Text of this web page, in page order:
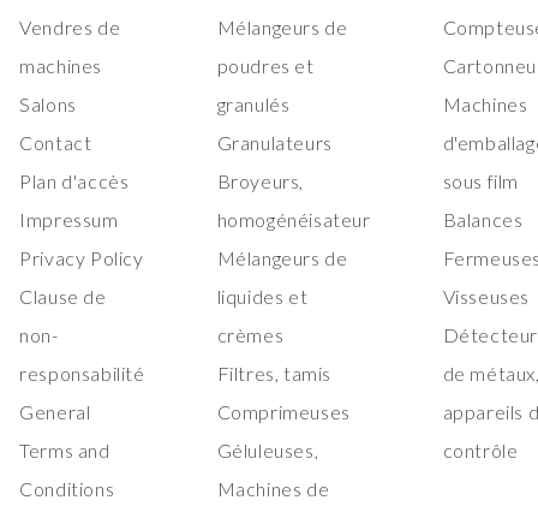
Vendres de
machines
Salons
Contact
Plan d'accès
Impressum
Privacy Policy
Clause de
non-
responsabilité
General
Terms and
Conditions
Mélangeurs de
poudres et
granulés
Granulateurs
Broyeurs,
homogénéisateur
Mélangeurs de
liquides et
crèmes
Filtres, tamis
Comprimeuses
Géluleuses,
Machines de
Machines
sous film
Balances
Visseuses
de
appareils
contrôle